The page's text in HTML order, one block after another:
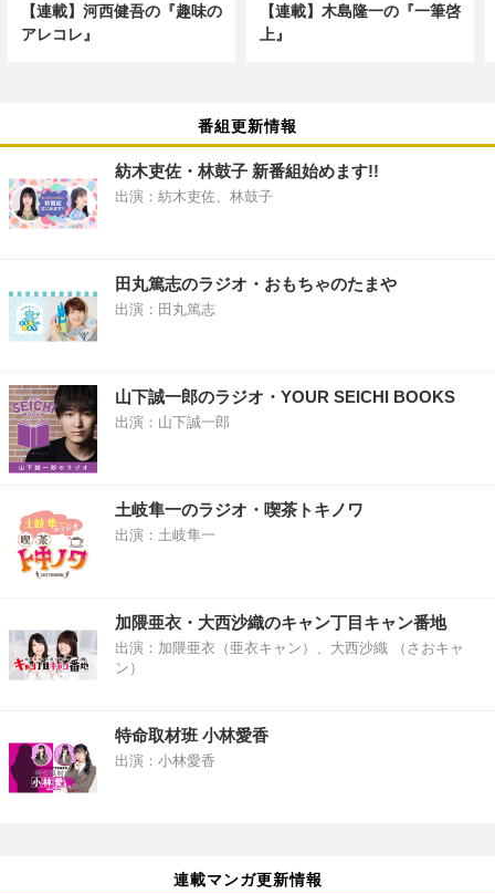
【連載】河西健吾の『趣味の
アレコレ』
【連載】木島隆一の『一筆啓
上』
番組更新情報
紡木吏佐・林鼓子 新番組始めます!!
出演：紡木吏佐、林鼓子
田丸篤志のラジオ・おもちゃのたまや
出演：田丸篤志
山下誠一郎のラジオ・YOUR SEICHI BOOKS
出演：山下誠一郎
土岐隼一のラジオ・喫茶トキノワ
出演：土岐隼一
加隈亜衣・大西沙織のキャン丁目キャン番地
出演：加隈亜衣（亜衣キャン）、大西沙織 （さおキャ
ン）
特命取材班 小林愛香
出演：小林愛香
連載マンガ更新情報